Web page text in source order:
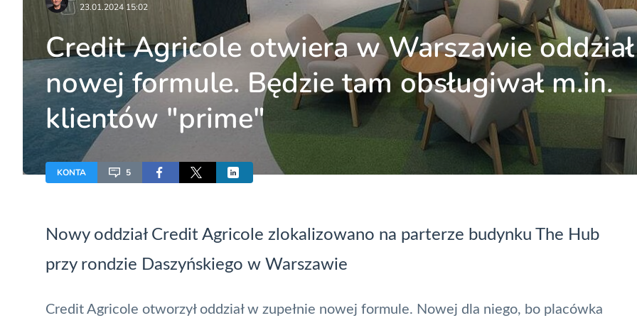
23.01.2024 15:02
Credit Agricole otwiera w Warszawie
nowej formule. Będzie tam obsługiwał m.in.
klientów "prime"
KONTA 5
Nowy oddział Credit Agricole zlokalizowano na parterze budynku The Hub
przy rondzie Daszyńskiego w Warszawie
Credit Agricole otworzył oddział w zupełnie nowej formule. Nowej dla niego, bo placówka